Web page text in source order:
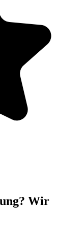
Wir